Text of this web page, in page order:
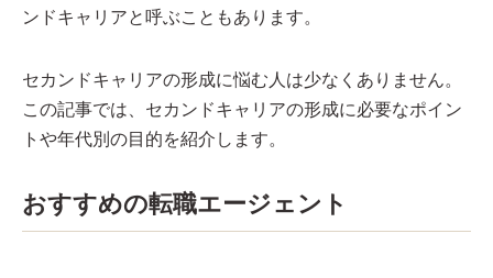
ンドキャリアと呼ぶこともあります。
セカンドキャリアの形成に悩む人は少なくありません。
この記事では、セカンドキャリアの形成に必要なポイン
トや年代別の目的を紹介します。
おすすめの転職エージェント